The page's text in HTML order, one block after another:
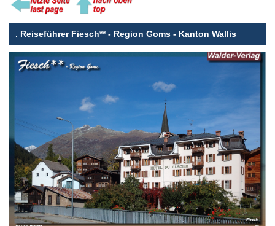
. Reiseführer Fiesch** - Region Goms - Kanton Wallis